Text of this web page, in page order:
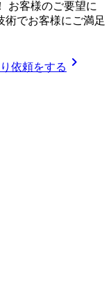
お客様のご要望に
術でお客様にご満足
依頼をする chevron_right